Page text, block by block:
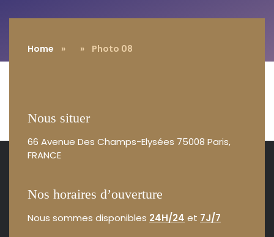
Home » » Photo 08
Nous situer
66 Avenue Des Champs-Elysées 75008 Paris,
FRANCE
Nos horaires d’ouverture
Nous sommes disponibles 24H/24 et 7J/7